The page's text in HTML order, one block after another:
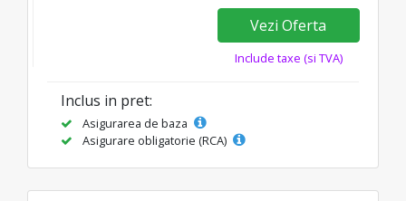
Vezi Oferta
Include taxe (si TVA)
Inclus in pret:
Asigurarea de baza
Asigurare obligatorie (RCA)